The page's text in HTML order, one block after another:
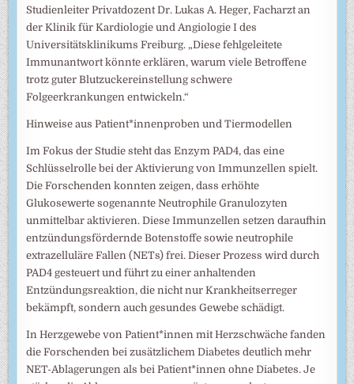
Studienleiter Privatdozent Dr. Lukas A. Heger, Facharzt an
der Klinik für Kardiologie und Angiologie I des
Universitätsklinikums Freiburg. „Diese fehlgeleitete
Immunantwort könnte erklären, warum viele Betroffene
trotz guter Blutzuckereinstellung schwere
Folgeerkrankungen entwickeln.“
Hinweise aus Patient*innenproben und Tiermodellen
Im Fokus der Studie steht das Enzym PAD4, das eine
Schlüsselrolle bei der Aktivierung von Immunzellen spielt.
Die Forschenden konnten zeigen, dass erhöhte
Glukosewerte sogenannte Neutrophile Granulozyten
unmittelbar aktivieren. Diese Immunzellen setzen daraufhin
entzündungsfördernde Botenstoffe sowie neutrophile
extrazelluläre Fallen (NETs) frei. Dieser Prozess wird durch
PAD4 gesteuert und führt zu einer anhaltenden
Entzündungsreaktion, die nicht nur Krankheitserreger
bekämpft, sondern auch gesundes Gewebe schädigt.
In Herzgewebe von Patient*innen mit Herzschwäche fanden
die Forschenden bei zusätzlichem Diabetes deutlich mehr
NET-Ablagerungen als bei Patient*innen ohne Diabetes. Je